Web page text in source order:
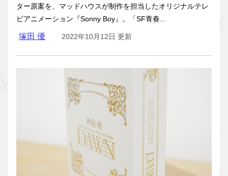
ター原案を、マッドハウスが制作を担当したオリジナルテレ
ビアニメーション『Sonny Boy』。「SF青春...
塚田 優 2022年10月12日 更新